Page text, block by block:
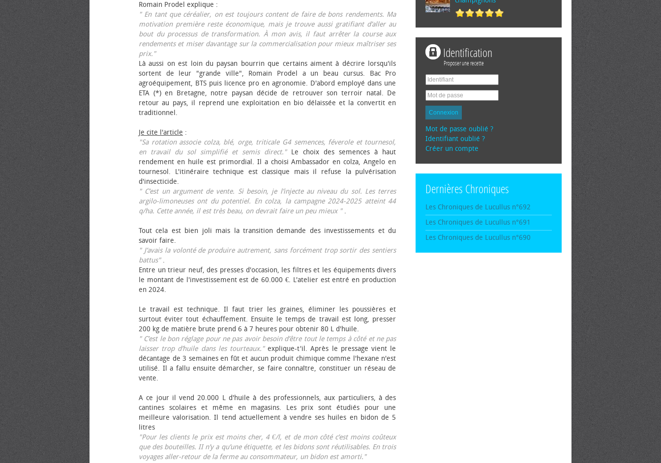
Romain Prodel explique :
" En tant que céréalier, on est toujours content de faire de bons rendements. Ma
motivation première reste économique, mais je trouve aussi gratifiant d’aller au
bout du processus de transformation. À mon avis, il faut arrêter la course aux
rendements et miser davantage sur la commercialisation pour mieux maîtriser ses
prix."
Là aussi on est loin du paysan bourrin que certains aiment à décrire lorsqu'ils
sortent de leur "grande ville", Romain Prodel a un beau cursus. Bac Pro
agroéquipement, BTS puis licence pro en agronomie. D'abord employé dans une
ETA (*) en Bretagne, notre paysan décide de retrouver son terroir natal. De
retour au pays, il reprend une exploitation en bio délaissée et la convertit en
traditionnel.
Je cite l'article :
"Sa rotation associe colza, blé, orge, triticale G4 semences, féverole et tournesol,
en travail du sol simplifié et semis direct."Le choix des semences à haut
rendement en huile est primordial. Il a choisi Ambassador en colza, Angelo en
tournesol. L'itinéraire technique est classique mais il refuse la pulvérisation
d'insecticide.
" C’est un argument de vente. Si besoin, je l’injecte au niveau du sol. Les terres
argilo-limoneuses ont du potentiel. En colza, la campagne 2024-2025 atteint 44
q/ha. Cette année, il est très beau, on devrait faire un peu mieux ".
Tout cela est bien joli mais la transition demande des investissements et du
savoir faire.
" J’avais la volonté de produire autrement, sans forcément trop sortir des sentiers
battus".
Entre un trieur neuf, des presses d'occasion, les filtres et les équipements divers
le montant de l'investissement est de 60.000 €. L'atelier est entré en production
en 2024.
Le travail est technique. Il faut trier les graines, éliminer les poussières et
surtout éviter tout échauffement. Ensuite le temps de travail est long, presser
200 kg de matière brute prend 6 à 7 heures pour obtenir 80 L d'huile.
" C’est le bon réglage pour ne pas avoir besoin d’être tout le temps à côté et ne pas
laisser trop d’huile dans les tourteaux."explique-t'il. Après le pressage vient le
décantage de 3 semaines en fût et aucun produit chimique comme l'hexane n'est
utilisé. Il a fallu ensuite démarcher, se faire connaître, constituer un réseau de
vente.
A ce jour il vend 20.000 L d'huile à des professionnels, aux particuliers, à des
cantines scolaires et même en magasins. Les prix sont étudiés pour une
meilleure valorisation. Il tend actuellement à vendre ses huiles en bidon de 5
litres
"Pour les clients le prix est moins cher, 4 €/l, et de mon côté c’est moins coûteux
que des bouteilles. II n’y a qu’une étiquette, et les bidons sont réutilisables. En trois
voyages aller-retour de la ferme au consommateur, un bidon est amorti."
Identification
Proposer une recette
Connexion
Mot de passe oublié ?
Identifiant oublié ?
Créer un compte
Dernières Chroniques
Les Chroniques de Lucullus n°692
Les Chroniques de Lucullus n°691
Les Chroniques de Lucullus n°690